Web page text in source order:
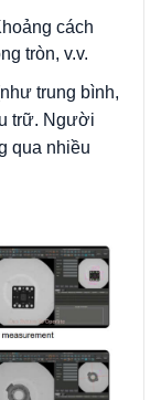
cách
tròn, v.v.
trung bình,
trữ. Người
qua nhiều